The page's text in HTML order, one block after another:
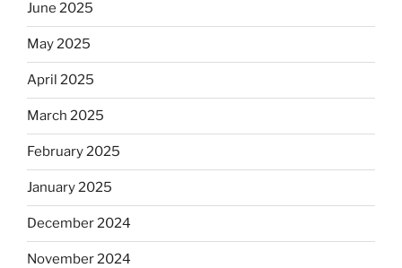
June 2025
May 2025
April 2025
March 2025
February 2025
January 2025
December 2024
November 2024